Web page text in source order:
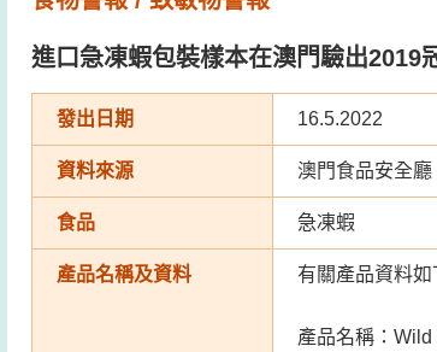
進口急凍蝦包裝樣本在澳門驗出2019
發出日期 16.5.2022
資料來源 澳門食品安全廳
食品 急凍蝦
產品名稱及資料 有關產品資料如
產品名稱：